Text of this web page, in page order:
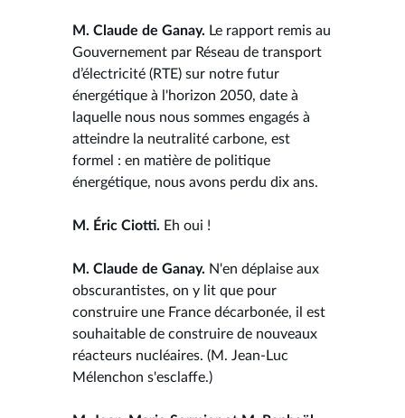
M. Claude de Ganay. Le rapport remis au
Gouvernement par Réseau de transport
d’électricité (RTE) sur notre futur
énergétique à l'horizon 2050, date à
laquelle nous nous sommes engagés à
atteindre la neutralité carbone, est
formel : en matière de politique
énergétique, nous avons perdu dix ans.
M. Éric Ciotti. Eh oui !
M. Claude de Ganay. N'en déplaise aux
obscurantistes, on y lit que pour
construire une France décarbonée, il est
souhaitable de construire de nouveaux
réacteurs nucléaires. (M. Jean-Luc
Mélenchon s'esclaffe.)